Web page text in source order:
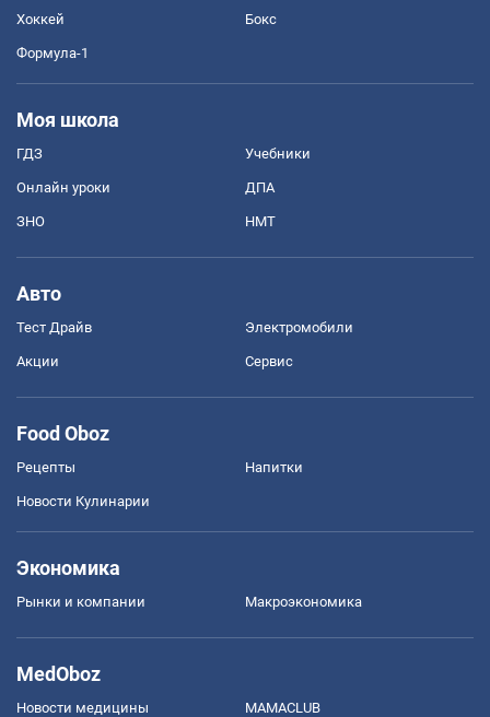
Хоккей Бокс
Формула-1
Моя школа
ГДЗ Учебники
Онлайн уроки ДПА
ЗНО НМТ
Авто
Тест Драйв Электромобили
Акции Сервис
Food Oboz
Рецепты Напитки
Новости Кулинарии
Экономика
Рынки и компании Mакроэкономика
MedOboz
Новости медицины MAMACLUB